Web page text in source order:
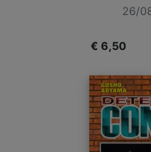
26/
€ 6,50